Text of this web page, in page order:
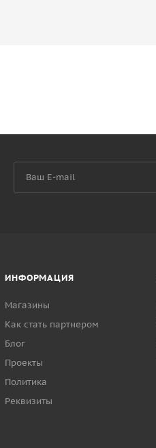
ИНФОРМАЦИЯ
Магазины
Как стать партнером
Блог
Проекты
Политика
Реквизиты